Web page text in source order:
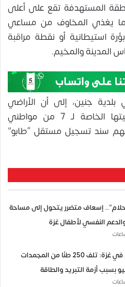
المستهدفة تقع على أعلى
يغذي المخاوف من مساعي
استيطانية أو نقطة مراقبة
المدينة والمخيم.
بلدية جنين، إلى أن الأراضي
المستهدفة تعود ملكيتها الخاصة لـ 7 من مواطني
سند تسجيل مستقل “طابو”
إسعاف متضرر يتحول إلى مساحة
النفسي لأطفال غزة
الاقتصاد في غزة: تلف 250 طنًا من المجمدات
بسبب أزمة التبريد والطاقة